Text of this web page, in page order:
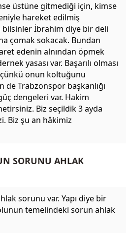
üstüne gitmediği için, kimse
hareket edilmiş
İbrahim diye bir deli
çomak sokacak. Bundan
edenin alnından öpmek
yasası var. Başarılı olması
çünkü onun koltuğunu
de Trabzonspor başkanlığı
dengeleri var. Hakim
Biz seçildik 3 ayda
Biz şu an hâkimiz
SORUNU AHLAK
sorunu var. Yapı diye bir
temelindeki sorun ahlak